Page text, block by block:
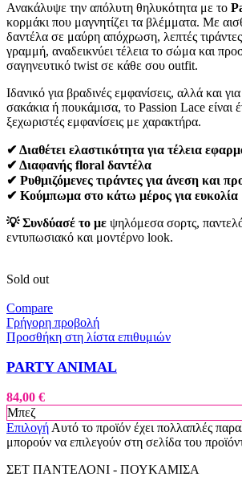
Ανακάλυψε την απόλυτη θηλυκότητα με το
κορμάκι που μαγνητίζει τα βλέμματα. Με
δαντέλα σε μαύρη απόχρωση, λεπτές
γραμμή, αναδεικνύει τέλεια το σώμα και
σαγηνευτικό twist σε κάθε σου outfit.
Ιδανικό για βραδινές εμφανίσεις, αλλά και
σακάκια ή πουκάμισα, το Passion Lace είναι
ξεχωριστές εμφανίσεις με χαρακτήρα.
✔ Διαθέτει ελαστικότητα για τέλεια
✔ Διαφανής floral δαντέλα
✔ Ρυθμιζόμενες τιράντες για άνεση και
✔ Κούμπωμα στο κάτω μέρος για ευκολία
💡 Συνδύασέ το με ψηλόμεσα σορτς,
εντυπωσιακό και μοντέρνο look.
Sold out
Compare
Γρήγορη προβολή
Προσθήκη στη λίστα επιθυμιών
PARTY ANIMAL
84,00 €
Μπεζ
Επιλογή Αυτό το προϊόν έχει πολλαπλές
μπορούν να επιλεγούν στη σελίδα του
ΣΕΤ ΠΑΝΤΕΛΟΝΙ - ΠΟΥΚΑΜΙΣΑ